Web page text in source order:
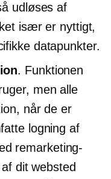
udløses af
især er nyttigt,
datapunkter.
. Funktionen
men alle
når de er
logning af
remarketing-
dit websted